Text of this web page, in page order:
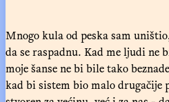
Mnogo kula od peska sam
da se raspadnu. Kad me ljudi ne
moje šanse ne bi bile tako
kad bi sistem bio malo drugačije